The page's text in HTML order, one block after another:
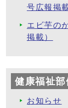
号広報掲
エビ芋の
掲載）
健康福祉
お知らせ